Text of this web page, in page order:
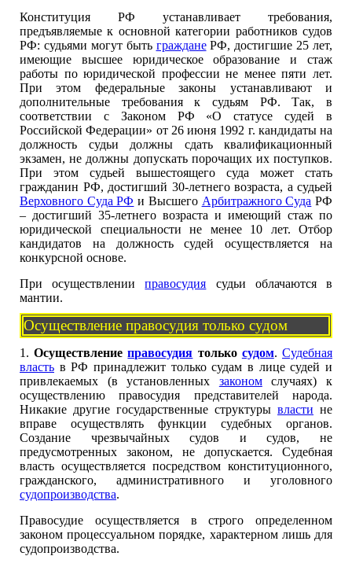
Конституция РФ устанавливает требования,
предъявляемые к основной категории работников судов
РФ: судьями могут быть гражданеРФ, достигшие 25 лет,
имеющие высшее юридическое образование и стаж
работы по юридической профессии не менее пяти лет.
При этом федеральные законы устанавливают и
дополнительные требования к судьям РФ. Так, в
соответствии с Законом РФ «О статусе судей в
Российской Федерации» от 26 июня 1992 г. кандидаты на
должность судьи должны сдать квалификационный
экзамен, не должны допускать порочащих их поступков.
При этом судьей вышестоящего суда может стать
гражданин РФ, достигший 30-летнего возраста, а судьей
Верховного Суда РФ и Высшего Арбитражного Суда РФ
– достигший 35-летнего возраста и имеющий стаж по
юридической специальности не менее 10 лет. Отбор
кандидатов на должность судей осуществляется на
конкурсной основе.
При осуществленииправосудия судьи облачаются в
мантии.
Осуществление правосудия только судом
1.Осуществлениеправосудия только судом.Судебная
власть в РФ принадлежит только судам в лице судей и
привлекаемых (в установленных закономслучаях) к
осуществлению правосудия представителей народа.
Никакие другие государственные структуры власти не
вправе осуществлять функции судебных органов.
Создание чрезвычайных судов и судов, не
предусмотренных законом, не допускается. Судебная
власть осуществляется посредством конституционного,
гражданского, административного и уголовного
судопроизводства.
Правосудие осуществляется в строго определенном
законом процессуальном порядке, характерном лишь для
судопроизводства.